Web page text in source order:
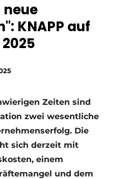
KNAPP auf
Zeiten sind
zwei wesentliche
Die
sich derzeit mit
einem
und dem